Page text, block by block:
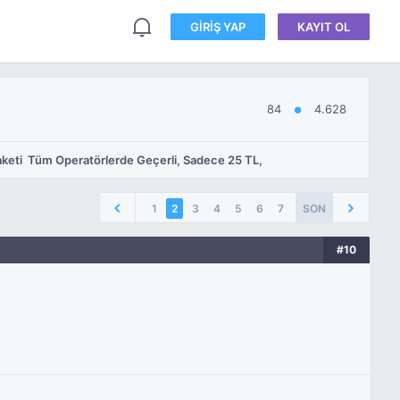
GIRIŞ YAP KAYIT OL
84 ● 4.628
 Tüm Operatörlerde Geçerli, Sadece 25 TL,
1 2 3 4 5 6 7 SON
#10